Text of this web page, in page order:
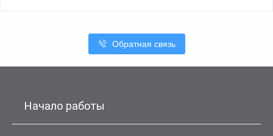
Обратная связь
Начало работы